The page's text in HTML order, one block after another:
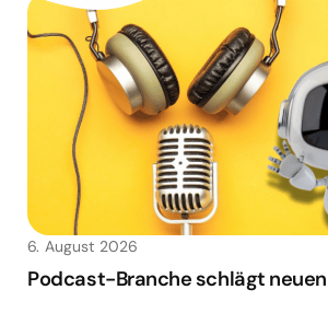
Podcast-Branche schlägt neuen
6. August 2026